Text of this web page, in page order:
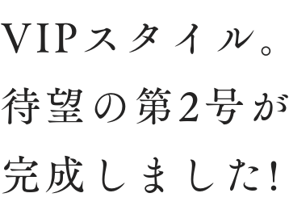
VIPスタイル。
待望の第2号が
完成しました!